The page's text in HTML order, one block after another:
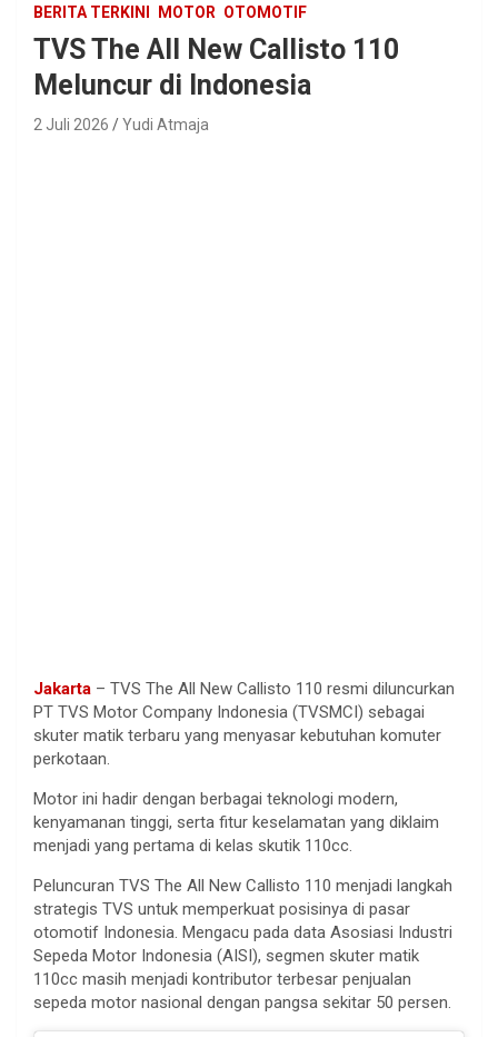
BERITA TERKINI MOTOR OTOMOTIF
TVS The All New Callisto 110
Meluncur di Indonesia
2 Juli 2026 Yudi Atmaja
Jakarta – TVS The All New Callisto 110 resmi diluncurkan
PT TVS Motor Company Indonesia (TVSMCI) sebagai
skuter matik terbaru yang menyasar kebutuhan komuter
perkotaan.
Motor ini hadir dengan berbagai teknologi modern,
kenyamanan tinggi, serta fitur keselamatan yang diklaim
menjadi yang pertama di kelas skutik 110cc.
Peluncuran TVS The All New Callisto 110 menjadi langkah
strategis TVS untuk memperkuat posisinya di pasar
otomotif Indonesia. Mengacu pada data Asosiasi Industri
Sepeda Motor Indonesia (AISI), segmen skuter matik
110cc masih menjadi kontributor terbesar penjualan
sepeda motor nasional dengan pangsa sekitar 50 persen.